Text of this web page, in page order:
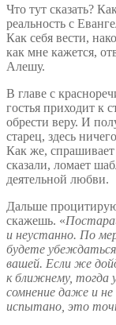
Что тут сказать?
реальность с
Как себя вести,
как мне кажется,
Алешу.
В главе с
гостья приходит к
обрести веру. И
старец, здесь
Как же,
сказали, ломает
деятельной любви.
Дальше
скажешь. «
и неустанно. По
будете
вашей. Если же
к ближнему, тогда
сомнение даже и
испытано, это